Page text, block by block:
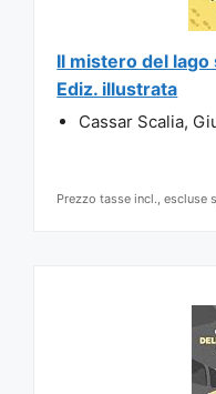
Il mistero del
Ediz. illustrata
Cassar Scalia,
Prezzo tasse incl., escluse